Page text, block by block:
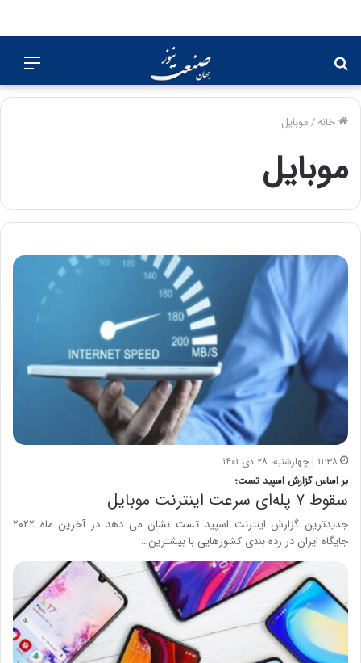
برای
خانه/موبایل
موبایل
۱۱:۳۸ | چهارشنبه، ۲۸ دی ۱۴۰۱
بر اساس گزارش اسپید تست؛
سقوط ۷ پله‌ای سرعت اینترنت موبایل
جدیدترین گزارش اینترنت اسپید تست نشان می دهد در آخرین ماه ۲۰۲۲
جایگاه ایران در رده بندی کشورهایی با بیشترین…